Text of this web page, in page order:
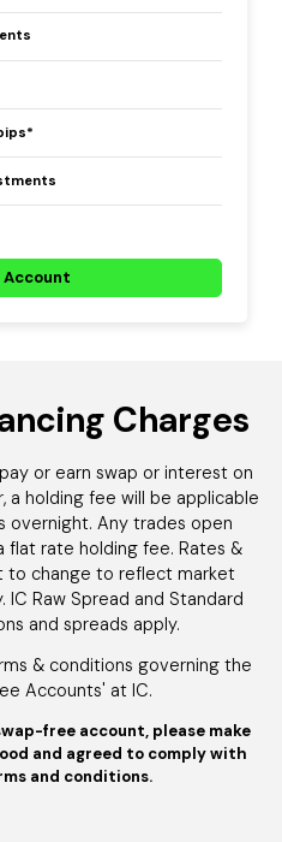
Account
Charges
or earn swap or interest on
a holding fee will be applicable
overnight. Any trades open
flat rate holding fee. Rates &
to change to reflect market
IC Raw Spread and Standard
and spreads apply.
& conditions governing the
Accounts' at IC.
free account, please make
and agreed to comply with
and conditions.